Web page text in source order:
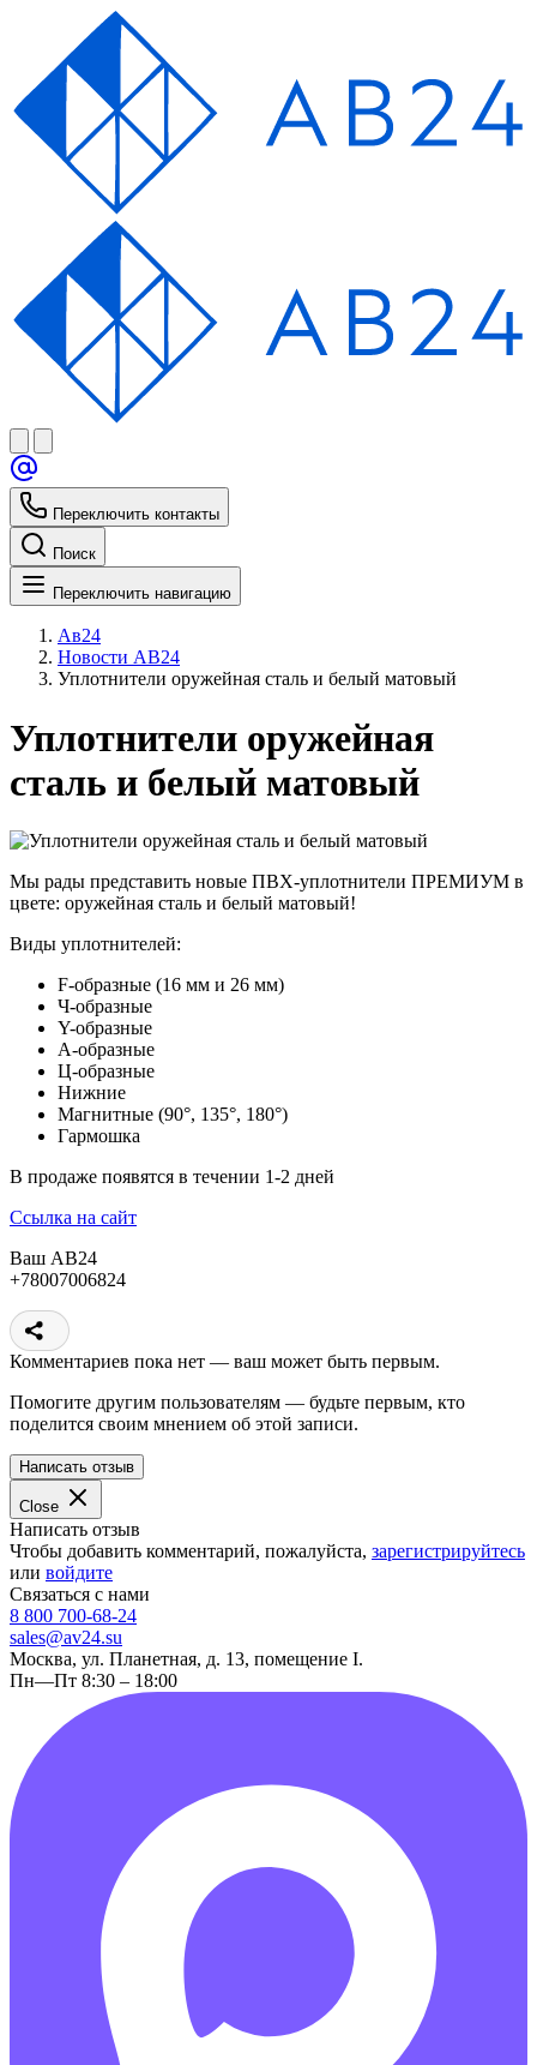
Переключить контакты
Поиск
Переключить навигацию
Ав24
Новости АВ24
Уплотнители оружейная сталь и белый матовый
Уплотнители оружейная
сталь и белый матовый
Мы рады представить новые ПВХ-уплотнители ПРЕМИУМ в
цвете: оружейная сталь и белый матовый!
Виды уплотнителей:
F-образные (16 мм и 26 мм)
Ч-образные
Y-образные
А-образные
Ц-образные
Нижние
Магнитные (90°, 135°, 180°)
Гармошка
В продаже появятся в течении 1-2 дней
Ссылка на сайт
Ваш АВ24
+78007006824
Комментариев пока нет — ваш может быть первым.
Помогите другим пользователям — будьте первым, кто
поделится своим мнением об этой записи.
Написать отзыв
Close
Написать отзыв
Чтобы добавить комментарий, пожалуйста, зарегистрируйтесь
или войдите
Связаться с нами
8 800 700-68-24
sales@av24.su
Москва, ул. Планетная, д. 13, помещение I.
Пн—Пт 8:30 – 18:00